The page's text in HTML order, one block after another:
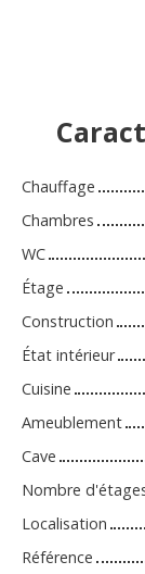
Chauffage
Chambres
WC
Étage
Construction
État intérieur
Cuisine
Ameublement
Cave
Nombre
Localisation
Référence